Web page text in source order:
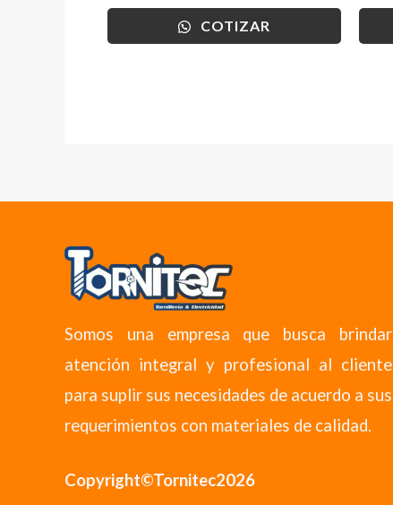
COTIZAR
Somos una empresa que busca brindar
atención integral y profesional al cliente
para suplir sus necesidades de acuerdo a sus
requerimientos con materiales de calidad.
Copyright©Tornitec2026